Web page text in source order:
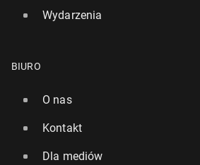
Wydarzenia
BIURO
O nas
Kontakt
Dla mediów